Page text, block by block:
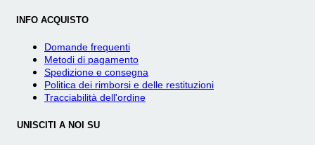
INFO ACQUISTO
Domande frequenti
Metodi di pagamento
Spedizione e consegna
Politica dei rimborsi e delle restituzioni
Tracciabilità dell'ordine
UNISCITI A NOI SU